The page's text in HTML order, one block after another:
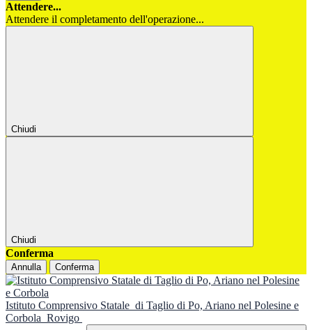
Attendere...
Attendere il completamento dell'operazione...
Chiudi
Chiudi
Conferma
Annulla Conferma
Istituto Comprensivo Statale di Taglio di Po, Ariano nel Polesine e
Corbola Rovigo